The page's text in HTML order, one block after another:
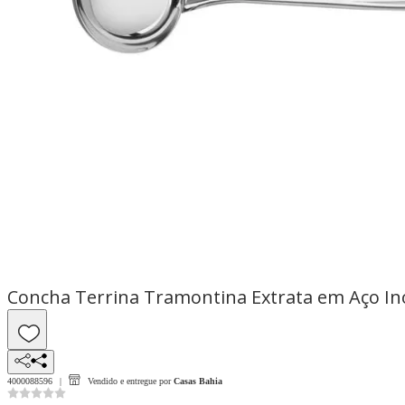
Concha Terrina Tramontina Extrata em Aço
4000088596 Vendido e entregue por Casas Bahia